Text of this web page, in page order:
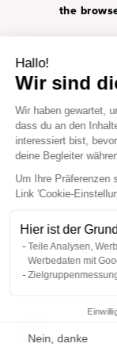
Hallo!
Wir sind
Wir haben gewartet,
dass du an den
interessiert bist,
deine Begleiter
Um Ihre Präferenzen
Link 'Cookie-
Hier ist der
Teile Analysen,
Werbedaten mit
Nein, danke
the